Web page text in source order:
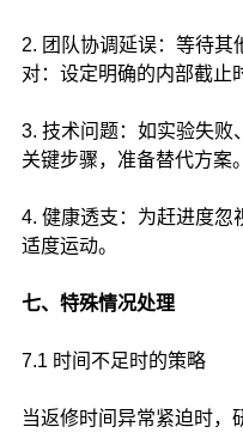
2. 团队协调延误：等待其
对：设定明确的内部截止
3. 技术问题：如实验失败
关键步骤，准备替代方案。
4. 健康透支：为赶进度忽
适度运动。
七、特殊情况处理
7.1 时间不足时的策略
当返修时间异常紧迫时，